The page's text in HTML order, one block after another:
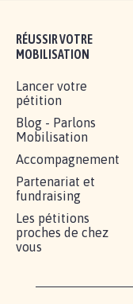
RÉUSSIR VOTRE
MOBILISATION
Lancer votre
pétition
Blog - Parlons
Mobilisation
Accompagnement
Partenariat et
fundraising
Les pétitions
proches de chez
vous